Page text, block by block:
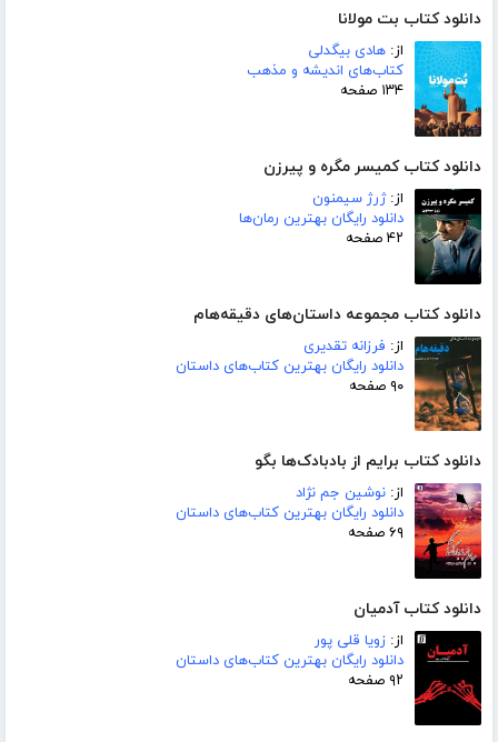
دانلود کتاب بت مولانا
از: هادی بیگدلی
کتاب‌های اندیشه و مذهب
۱۳۴ صفحه
دانلود کتاب کمیسر مگره و پیرزن
از:ژرژ سیمنون
دانلود رایگان بهترین رمان‌ها
۴۲ صفحه
دانلود کتاب مجموعه داستان‌های دقیقه‌هام
از: فرزانه تقدیری
دانلود رایگان بهترین کتاب‌های داستان
۹۰ صفحه
دانلود کتاب برایم از بادبادک‌ها بگو
از: نوشین جم نژاد
دانلود رایگان بهترین کتاب‌های داستان
۶۹ صفحه
دانلود کتاب آدمیان
از: زویا قلی پور
دانلود رایگان بهترین کتاب‌های داستان
۹۲ صفحه